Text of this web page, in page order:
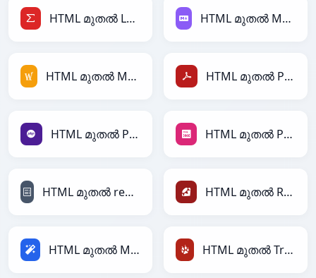
HTML മുതൽ LaTeX HTML മുതൽ Markdown
HTML മുതൽ MediaWiki HTML മുതൽ PDF
HTML മുതൽ PHP HTML മുതൽ PNG
HTML മുതൽ reStructuredText HTML മുതൽ Ruby
HTML മുതൽ Magic HTML മുതൽ TracWiki